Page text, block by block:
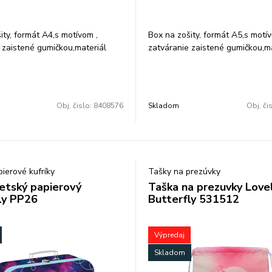
formát A4,s motívom ,
gumičkou,materiál
Obj. čislo: 8408576
Box na zošity, formát A5,s
zatváranie zaistené
Skladom Obj.
kufríky
papierový
PP26
Tašky na prezúvky
Taška na prezuvky
Butterfly 531512
Výpredaj
Skladom